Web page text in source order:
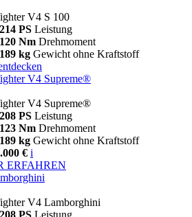
V4 S 100
214 PS Leistung
120 Nm Drehmoment
189 kg Gewicht ohne Kraftstoff
V4 Supreme®
V4 Supreme®
208 PS Leistung
123 Nm Drehmoment
189 kg Gewicht ohne Kraftstoff
€ i
ERFAHREN
V4 Lamborghini